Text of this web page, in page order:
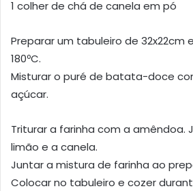
1 colher de chá de canela em pó
Preparar um tabuleiro de 32x22cm
180ºC.
Misturar o puré de batata-doce
açúcar.
Triturar a farinha com a amêndoa.
limão e a canela.
Juntar a mistura de farinha ao
Colocar no tabuleiro e cozer